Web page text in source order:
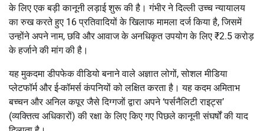
के लिए एक बड़ी कानूनी लड़ाई शुरू की है। गंभीर ने दिल्ली उच्च न्यायालय
का रुख करते हुए 16 प्रतिवादियों के खिलाफ मामला दर्ज किया है, जिसमें
उन्होंने अपने नाम, छवि और आवाज के अनधिकृत उपयोग के लिए ₹2.5 करोड़
के हर्जाने की मांग की है।
यह मुकदमा डीपफेक वीडियो बनाने वाले अज्ञात लोगों, सोशल मीडिया
प्लेटफॉर्म और ई-कॉमर्स कंपनियों को लक्षित करता है। यह कदम अमिताभ
बच्चन और अनिल कपूर जैसे दिग्गजों द्वारा अपने ‘पर्सनैलिटी राइट्स’
(व्यक्तित्व अधिकारों) की रक्षा के लिए किए गए पिछले कानूनी संघर्षों की याद